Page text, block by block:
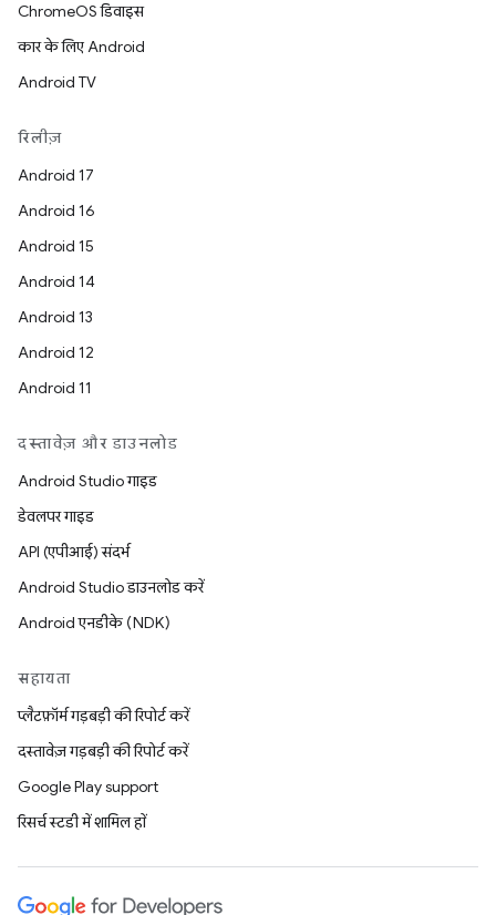
ChromeOS डिवाइस
कार के लिए Android
Android TV
रिलीज़
Android 17
Android 16
Android 15
Android 14
Android 13
Android 12
Android 11
दस्तावेज़ और डाउनलोड
Android Studio गाइड
डेवलपर गाइड
API (एपीआई) संदर्भ
Android Studio डाउनलोड करें
Android एनडीके (NDK)
सहायता
प्लैटफ़ॉर्म गड़बड़ी की रिपोर्ट करें
दस्तावेज़ गड़बड़ी की रिपोर्ट करें
Google Play support
रिसर्च स्टडी में शामिल हों